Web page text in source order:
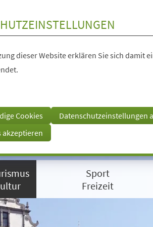
dieser Website erklären Sie sich damit
Cookies
Datenschutzeinstellungen
akzeptieren
Sport
Freizeit